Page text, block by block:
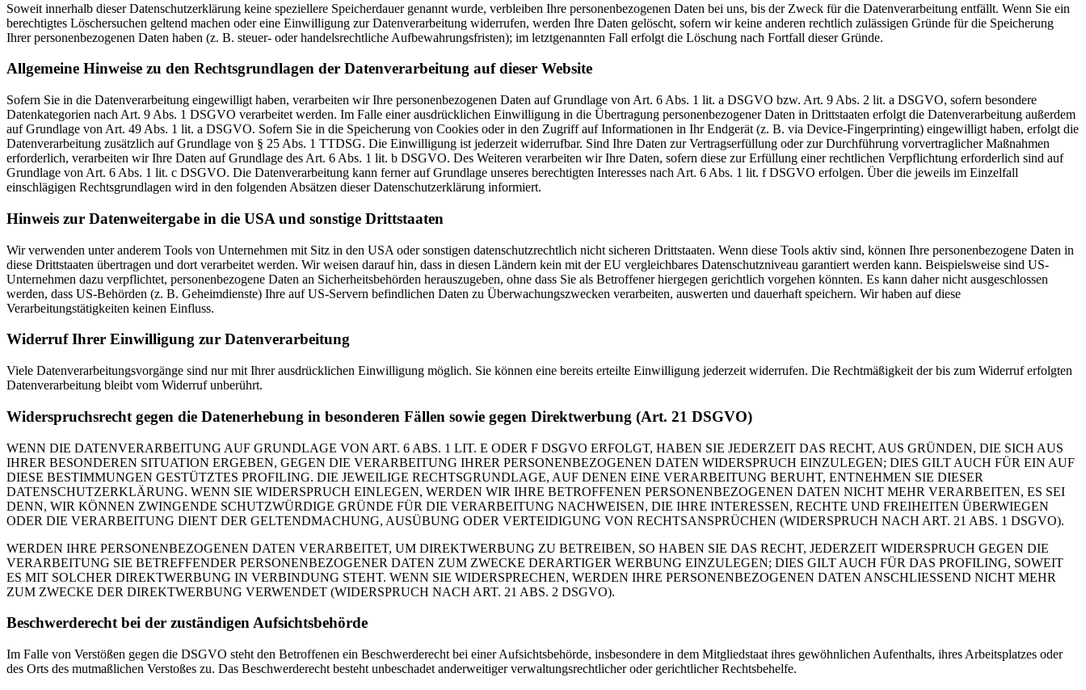
Soweit innerhalb dieser Datenschutzerklärung keine speziellere Speicherdauer genannt wurde, verbleiben Ihre personenbezogenen Daten bei uns, bis der Zweck für die Datenverarbeitung entfällt. Wenn Sie ein
berechtigtes Löschersuchen geltend machen oder eine Einwilligung zur Datenverarbeitung widerrufen, werden Ihre Daten gelöscht, sofern wir keine anderen rechtlich zulässigen Gründe für die Speicherung
Ihrer personenbezogenen Daten haben (z. B. steuer- oder handelsrechtliche Aufbewahrungsfristen); im letztgenannten Fall erfolgt die Löschung nach Fortfall dieser Gründe.
Allgemeine Hinweise zu den Rechtsgrundlagen der Datenverarbeitung auf dieser Website
Sofern Sie in die Datenverarbeitung eingewilligt haben, verarbeiten wir Ihre personenbezogenen Daten auf Grundlage von Art. 6 Abs. 1 lit. a DSGVO bzw. Art. 9 Abs. 2 lit. a DSGVO, sofern besondere
Datenkategorien nach Art. 9 Abs. 1 DSGVO verarbeitet werden. Im Falle einer ausdrücklichen Einwilligung in die Übertragung personenbezogener Daten in Drittstaaten erfolgt die Datenverarbeitung außerdem
auf Grundlage von Art. 49 Abs. 1 lit. a DSGVO. Sofern Sie in die Speicherung von Cookies oder in den Zugriff auf Informationen in Ihr Endgerät (z. B. via Device-Fingerprinting) eingewilligt haben, erfolgt die
Datenverarbeitung zusätzlich auf Grundlage von § 25 Abs. 1 TTDSG. Die Einwilligung ist jederzeit widerrufbar. Sind Ihre Daten zur Vertragserfüllung oder zur Durchführung vorvertraglicher Maßnahmen
erforderlich, verarbeiten wir Ihre Daten auf Grundlage des Art. 6 Abs. 1 lit. b DSGVO. Des Weiteren verarbeiten wir Ihre Daten, sofern diese zur Erfüllung einer rechtlichen Verpflichtung erforderlich sind auf
Grundlage von Art. 6 Abs. 1 lit. c DSGVO. Die Datenverarbeitung kann ferner auf Grundlage unseres berechtigten Interesses nach Art. 6 Abs. 1 lit. f DSGVO erfolgen. Über die jeweils im Einzelfall
einschlägigen Rechtsgrundlagen wird in den folgenden Absätzen dieser Datenschutzerklärung informiert.
Hinweis zur Datenweitergabe in die USA und sonstige Drittstaaten
Wir verwenden unter anderem Tools von Unternehmen mit Sitz in den USA oder sonstigen datenschutzrechtlich nicht sicheren Drittstaaten. Wenn diese Tools aktiv sind, können Ihre personenbezogene Daten in
diese Drittstaaten übertragen und dort verarbeitet werden. Wir weisen darauf hin, dass in diesen Ländern kein mit der EU vergleichbares Datenschutzniveau garantiert werden kann. Beispielsweise sind US-
Unternehmen dazu verpflichtet, personenbezogene Daten an Sicherheitsbehörden herauszugeben, ohne dass Sie als Betroffener hiergegen gerichtlich vorgehen könnten. Es kann daher nicht ausgeschlossen
werden, dass US-Behörden (z. B. Geheimdienste) Ihre auf US-Servern befindlichen Daten zu Überwachungszwecken verarbeiten, auswerten und dauerhaft speichern. Wir haben auf diese
Verarbeitungstätigkeiten keinen Einfluss.
Widerruf Ihrer Einwilligung zur Datenverarbeitung
Viele Datenverarbeitungsvorgänge sind nur mit Ihrer ausdrücklichen Einwilligung möglich. Sie können eine bereits erteilte Einwilligung jederzeit widerrufen. Die Rechtmäßigkeit der bis zum Widerruf erfolgten
Datenverarbeitung bleibt vom Widerruf unberührt.
Widerspruchsrecht gegen die Datenerhebung in besonderen Fällen sowie gegen Direktwerbung (Art. 21 DSGVO)
WENN DIE DATENVERARBEITUNG AUF GRUNDLAGE VON ART. 6 ABS. 1 LIT. E ODER F DSGVO ERFOLGT, HABEN SIE JEDERZEIT DAS RECHT, AUS GRÜNDEN, DIE SICH AUS
IHRER BESONDEREN SITUATION ERGEBEN, GEGEN DIE VERARBEITUNG IHRER PERSONENBEZOGENEN DATEN WIDERSPRUCH EINZULEGEN; DIES GILT AUCH FÜR EIN AUF
DIESE BESTIMMUNGEN GESTÜTZTES PROFILING. DIE JEWEILIGE RECHTSGRUNDLAGE, AUF DENEN EINE VERARBEITUNG BERUHT, ENTNEHMEN SIE DIESER
DATENSCHUTZERKLÄRUNG. WENN SIE WIDERSPRUCH EINLEGEN, WERDEN WIR IHRE BETROFFENEN PERSONENBEZOGENEN DATEN NICHT MEHR VERARBEITEN, ES SEI
DENN, WIR KÖNNEN ZWINGENDE SCHUTZWÜRDIGE GRÜNDE FÜR DIE VERARBEITUNG NACHWEISEN, DIE IHRE INTERESSEN, RECHTE UND FREIHEITEN ÜBERWIEGEN
ODER DIE VERARBEITUNG DIENT DER GELTENDMACHUNG, AUSÜBUNG ODER VERTEIDIGUNG VON RECHTSANSPRÜCHEN (WIDERSPRUCH NACH ART. 21 ABS. 1 DSGVO).
WERDEN IHRE PERSONENBEZOGENEN DATEN VERARBEITET, UM DIREKTWERBUNG ZU BETREIBEN, SO HABEN SIE DAS RECHT, JEDERZEIT WIDERSPRUCH GEGEN DIE
VERARBEITUNG SIE BETREFFENDER PERSONENBEZOGENER DATEN ZUM ZWECKE DERARTIGER WERBUNG EINZULEGEN; DIES GILT AUCH FÜR DAS PROFILING, SOWEIT
ES MIT SOLCHER DIREKTWERBUNG IN VERBINDUNG STEHT. WENN SIE WIDERSPRECHEN, WERDEN IHRE PERSONENBEZOGENEN DATEN ANSCHLIESSEND NICHT MEHR
ZUM ZWECKE DER DIREKTWERBUNG VERWENDET (WIDERSPRUCH NACH ART. 21 ABS. 2 DSGVO).
Beschwerde­recht bei der zuständigen Aufsichts­behörde
Im Falle von Verstößen gegen die DSGVO steht den Betroffenen ein Beschwerderecht bei einer Aufsichtsbehörde, insbesondere in dem Mitgliedstaat ihres gewöhnlichen Aufenthalts, ihres Arbeitsplatzes oder
des Orts des mutmaßlichen Verstoßes zu. Das Beschwerderecht besteht unbeschadet anderweitiger verwaltungsrechtlicher oder gerichtlicher Rechtsbehelfe.